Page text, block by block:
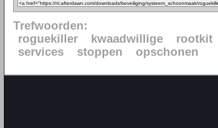
Trefwoorden:
roguekiller
kwaadwillige
rootkit
services
stoppen opschonen